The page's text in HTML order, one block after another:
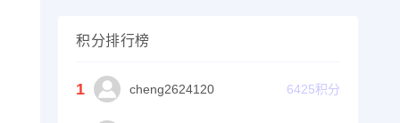
积分排行榜
1 cheng2624120 6425积分